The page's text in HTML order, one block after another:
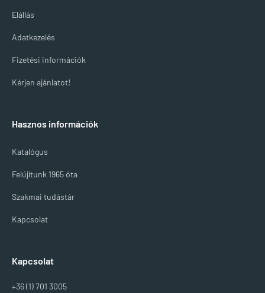
Elállás
Adatkezelés
Fizetési információk
Kérjen ajánlatot!
Hasznos információk
Katalógus
Felújítunk 1965 óta
Szakmai tudástár
Kapcsolat
Kapcsolat
+36 (1) 701 3005